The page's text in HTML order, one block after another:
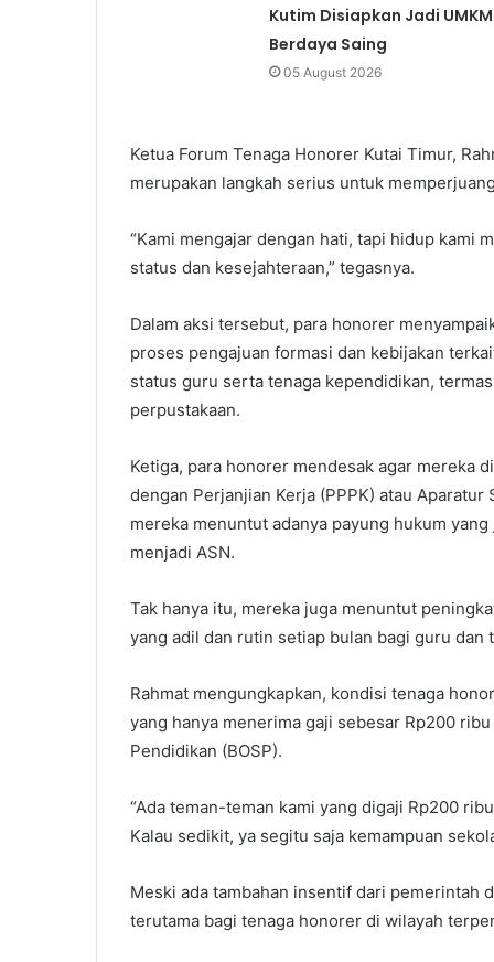
Kutim Disiapkan Jadi UMKM
Berdaya Saing
05 August 2026
Ketua Forum Tenaga Honorer Kutai Timur,
merupakan langkah serius untuk
“Kami mengajar dengan hati, tapi hidup kami
status dan kesejahteraan,” tegasnya.
Dalam aksi tersebut, para honorer
proses pengajuan formasi dan kebijakan
status guru serta tenaga kependidikan,
perpustakaan.
Ketiga, para honorer mendesak agar mereka
dengan Perjanjian Kerja (PPPK) atau
mereka menuntut adanya payung hukum
menjadi ASN.
Tak hanya itu, mereka juga menuntut
yang adil dan rutin setiap bulan bagi guru dan
Rahmat mengungkapkan, kondisi tenaga
yang hanya menerima gaji sebesar Rp200
Pendidikan (BOSP).
“Ada teman-teman kami yang digaji Rp200
Kalau sedikit, ya segitu saja kemampuan
Meski ada tambahan insentif dari pemerintah
terutama bagi tenaga honorer di wilayah